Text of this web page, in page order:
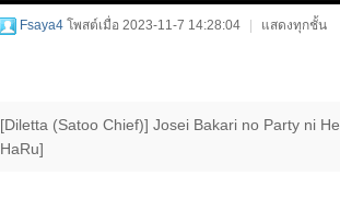
Fsaya4 โพสต์เมื่อ 2023-11-7 14:28:04 แสดงทุกชั้น
[Diletta (Satoo Chief)] Josei Bakari no Party ni
HaRu]